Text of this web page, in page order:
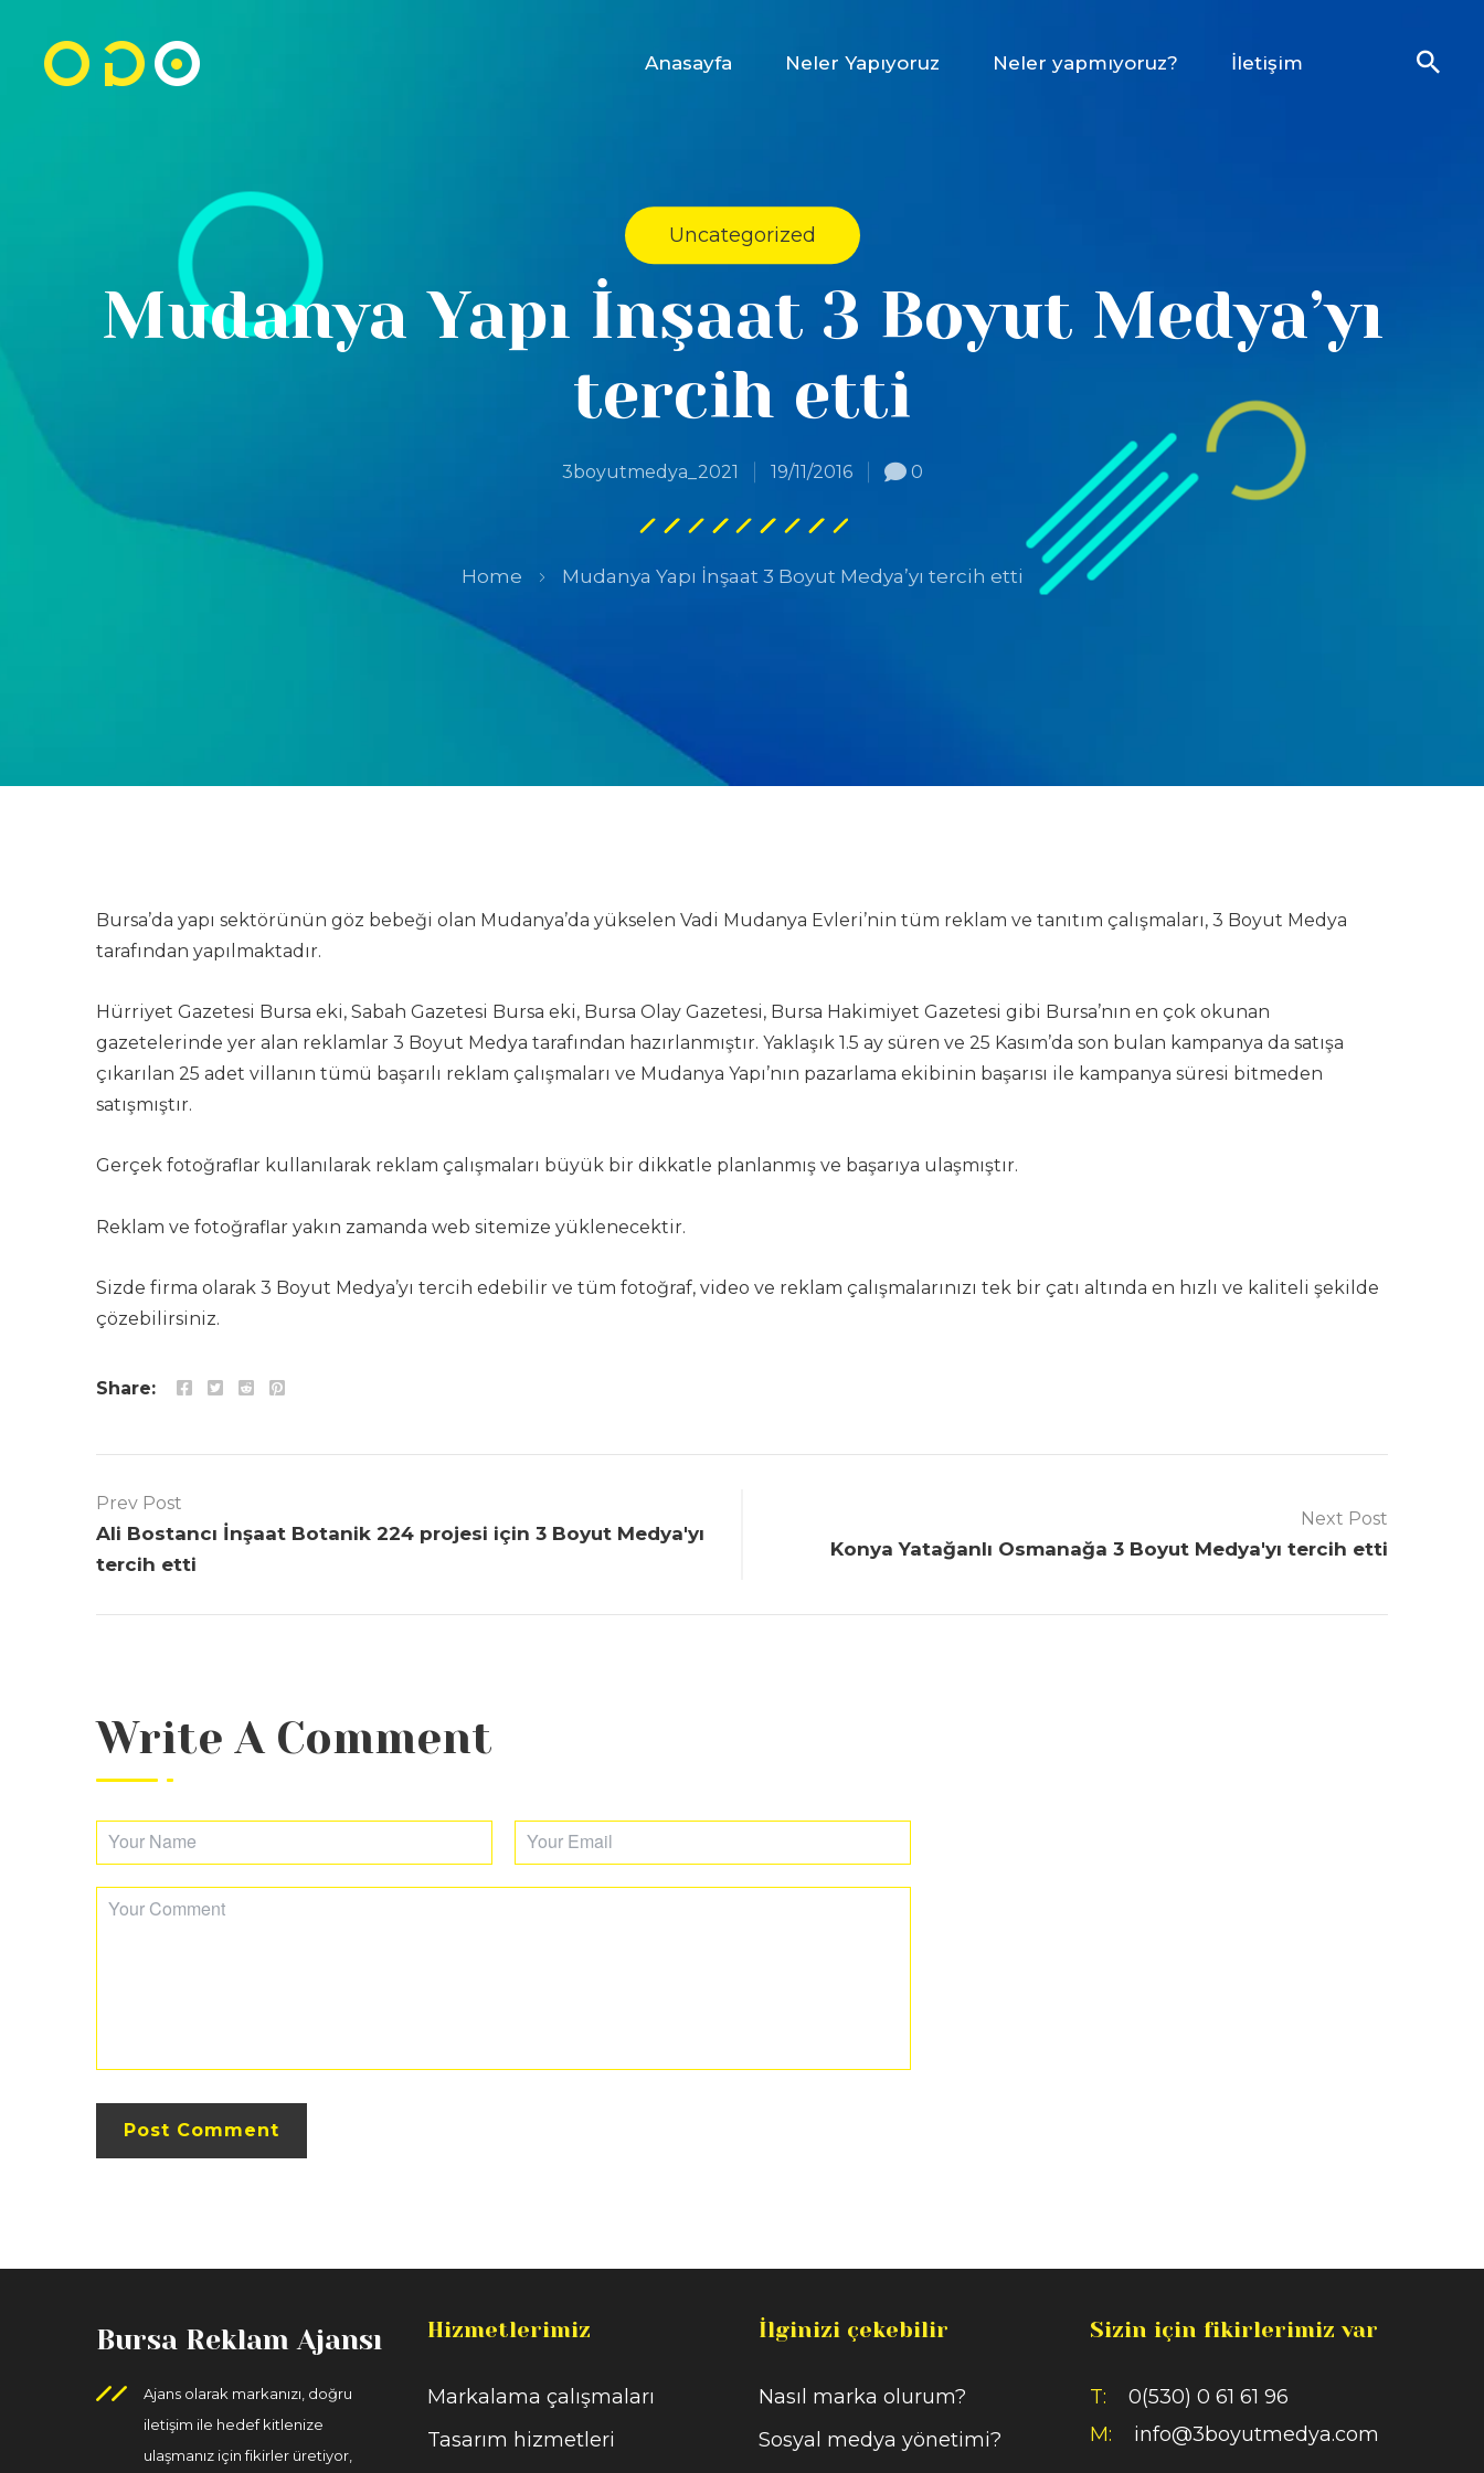
Anasayfa Neler Yapıyoruz Neler yapmıyoruz? İletişim
Uncategorized
Mudanya Yapı İnşaat 3 Boyut Medya’yı
tercih etti
3boyutmedya_2021 19/11/2016 0
Home Mudanya Yapı İnşaat 3 Boyut Medya’yı tercih etti
Bursa’da yapı sektörünün göz bebeği olan Mudanya’da yükselen Vadi Mudanya Evleri’nin tüm reklam ve tanıtım çalışmaları, 3 Boyut Medya
tarafından yapılmaktadır.
Hürriyet Gazetesi Bursa eki, Sabah Gazetesi Bursa eki, Bursa Olay Gazetesi, Bursa Hakimiyet Gazetesi gibi Bursa’nın en çok okunan
gazetelerinde yer alan reklamlar 3 Boyut Medya tarafından hazırlanmıştır. Yaklaşık 1.5 ay süren ve 25 Kasım’da son bulan kampanya da satışa
çıkarılan 25 adet villanın tümü başarılı reklam çalışmaları ve Mudanya Yapı’nın pazarlama ekibinin başarısı ile kampanya süresi bitmeden
satışmıştır.
Gerçek fotoğraflar kullanılarak reklam çalışmaları büyük bir dikkatle planlanmış ve başarıya ulaşmıştır.
Reklam ve fotoğraflar yakın zamanda web sitemize yüklenecektir.
Sizde firma olarak 3 Boyut Medya’yı tercih edebilir ve tüm fotoğraf, video ve reklam çalışmalarınızı tek bir çatı altında en hızlı ve kaliteli şekilde
çözebilirsiniz.
Share:
Prev Post
Ali Bostancı İnşaat Botanik 224 projesi için 3 Boyut Medya'yı
tercih etti
Next Post
Konya Yatağanlı Osmanağa 3 Boyut Medya'yı tercih etti
Write A Comment
Bursa Reklam Ajansı
Ajans olarak markanızı, doğru
iletişim ile hedef kitlenize
ulaşmanız için fikirler üretiyor,
Hizmetlerimiz
Markalama çalışmaları
Tasarım hizmetleri
İlginizi çekebilir
Nasıl marka olurum?
Sosyal medya yönetimi?
Sizin için fikirlerimiz var
T: 0(530) 0 61 61 96
M: info@3boyutmedya.com